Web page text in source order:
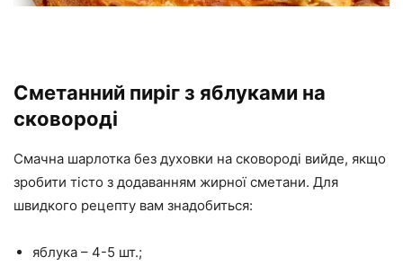
Сметанний пиріг з яблуками на
сковороді
Смачна шарлотка без духовки на сковороді вийде, якщо
зробити тісто з додаванням жирної сметани. Для
швидкого рецепту вам знадобиться:
яблука – 4-5 шт.;